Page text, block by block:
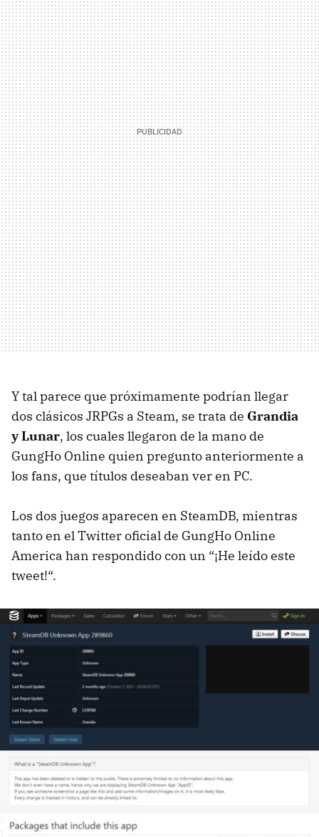
Y tal parece que próximamente podrían llegar
dos clásicos JRPGs a Steam, se trata de Grandia
y Lunar, los cuales llegaron de la mano de
GungHo Online quien pregunto anteriormente a
los fans, que títulos deseaban ver en PC.
Los dos juegos aparecen en SteamDB, mientras
tanto en el Twitter oficial de GungHo Online
America han respondido con un “¡He leído este
tweet!“.